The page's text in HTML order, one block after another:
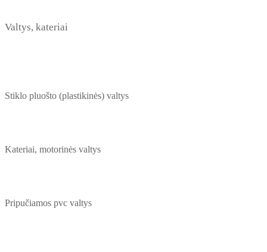
Valtys, kateriai
Stiklo pluošto (plastikinės) valtys
Kateriai, motorinės valtys
Pripučiamos pvc valtys